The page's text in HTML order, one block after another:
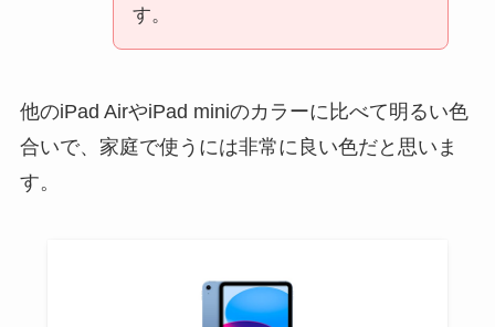
す。
他のiPad AirやiPad miniのカラーに比べて明るい色
合いで、家庭で使うには非常に良い色だと思いま
す。